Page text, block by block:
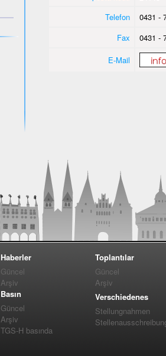
Telefon
0431 -
Fax
0431 -
E-Mail
Haberler
Güncel
Arşiv
Basın
Güncel
Arşiv
TGS-H basında
Toplantılar
Güncel
Arşiv
Verschiedenes
Stellungnahmen